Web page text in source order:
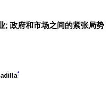
; 政府和市场之间的紧张局势
*